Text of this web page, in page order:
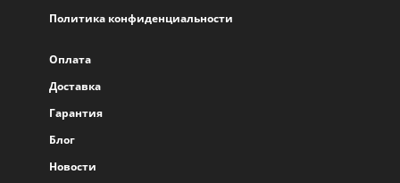
Политика конфиденциальности
Оплата
Доставка
Гарантия
Блог
Новости